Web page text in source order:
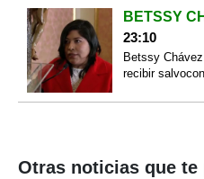
BETSSY
23:10
Betssy
recibir
Otras noticias que te